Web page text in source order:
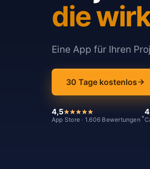
die
Eine App für Ihren
30 Tage kostenlos
4,5
App Store · 1.606 Bewertungen *